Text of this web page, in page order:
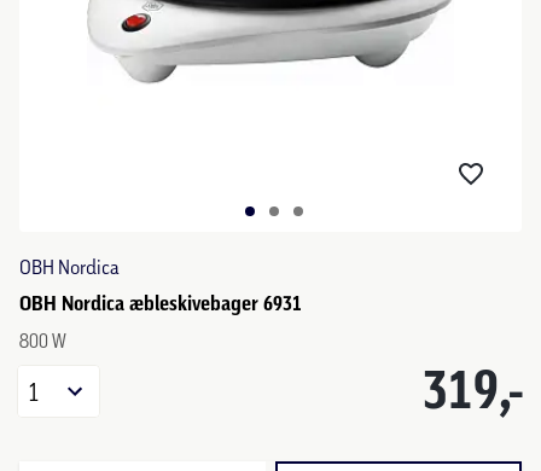
OBH Nordica
OBH Nordica æbleskivebager 6931
800 W
319,-
1